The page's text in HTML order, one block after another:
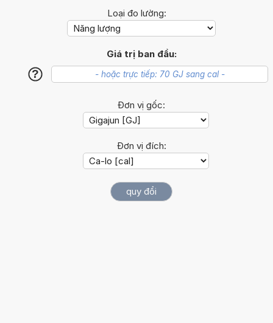
Loại đo lường:
Giá trị ban đầu:
?
Đơn vị gốc:
Đơn vị đích: